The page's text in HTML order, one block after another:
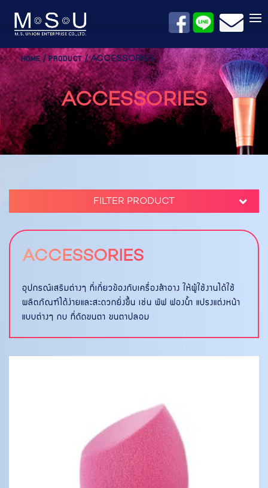
HOME/PRODUCT/ ACCESSORIES
ACCESSORIES
ACCESSORIES
อุปกรณ์เสริมต่างๆ ที่เกี่ยวข้องกับเครื่องสำอาง ให้ผู้ใช้งานได้ใช้
ผลิตภัณฑ์ได้ง่ายและสะดวกยิ่งขึ้น เช่น พัฟ ฟองน้ำ แปรงแต่งหน้า
แบบต่างๆ กบ ที่ดัดขนตา ขนตาปลอม
FILTER PRODUCT